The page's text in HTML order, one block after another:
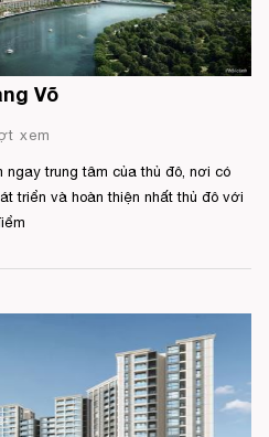
Võ
xem
ngay trung tâm của thủ đô, nơi có
triển và hoàn thiện nhất thủ đô với